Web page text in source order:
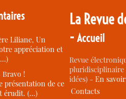
Liliane, Un
appréciation et
Bravo !
présentation de ce
érudit. (…)
La Revue
-Accueil
Revue
idées) -En
Contacts